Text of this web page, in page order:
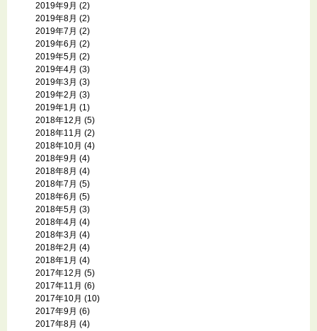
2019年9月 (2)
2019年8月 (2)
2019年7月 (2)
2019年6月 (2)
2019年5月 (2)
2019年4月 (3)
2019年3月 (3)
2019年2月 (3)
2019年1月 (1)
2018年12月 (5)
2018年11月 (2)
2018年10月 (4)
2018年9月 (4)
2018年8月 (4)
2018年7月 (5)
2018年6月 (5)
2018年5月 (3)
2018年4月 (4)
2018年3月 (4)
2018年2月 (4)
2018年1月 (4)
2017年12月 (5)
2017年11月 (6)
2017年10月 (10)
2017年9月 (6)
2017年8月 (4)